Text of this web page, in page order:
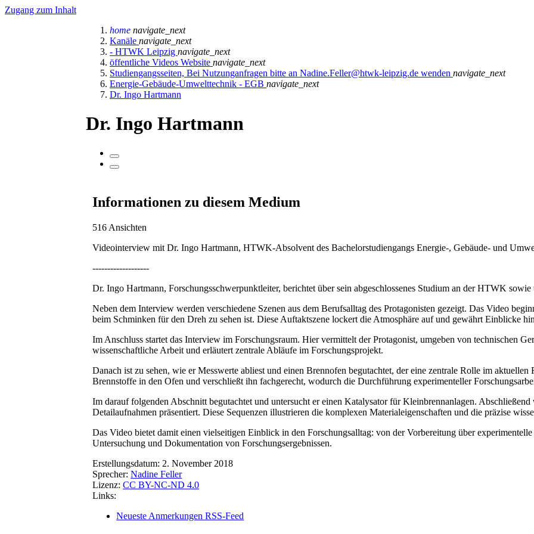
Zugang zum Inhalt
home navigate_next
Kanäle navigate_next
- HTWK Leipzig navigate_next
öffentliche Videos Website navigate_next
Studiengangsseiten, Bei Nutzunganfragen bitte an Nadine.Feller@htwk-leipzig.de wenden navigate_next
Energie-Gebäude-Umwelttechnik - EGB navigate_next
Dr. Ingo Hartmann
Dr. Ingo Hartmann
Informationen zu diesem Medium
516 Ansichten
Videointerview mit Dr. Ingo Hartmann, HTWK-Absolvent des Bachelorstudiengangs Energie-, Gebäude- und
-------------------
Dr. Ingo Hartmann, Forschungsschwerpunktleiter, berichtet über sein abgeschlossenes Studium an der HTWK sowie
Neben dem Interview werden verschiedene Szenen aus dem Berufsalltag des Protagonisten gezeigt. Das Video
beim Schminken für den Dreh zu sehen ist. Diese Auftaktszene lockert die Atmosphäre auf und gewährt Einblicke
Im Anschluss startet das Interview im Forschungsraum. Hier vermittelt der Protagonist, umgeben von technischen
wissenschaftliche Arbeit und erläutert zentrale Abläufe im Forschungsprojekt.
Danach ist zu sehen, wie er Messwerte abliest und einen Brennofen begutachtet, der eine zentrale Rolle im
Brennstoffe in den Ofen und verschließt ihn fachgerecht, wodurch die Durchführung experimenteller
Im darauf folgenden Abschnitt begutachtet und untersucht er einen Katalysator für Kleinbrennanlagen.
Detailaufnahmen präsentiert. Diese Sequenzen illustrieren die komplexen Materialeigenschaften und die präzise
Das Video bietet damit einen vielseitigen Einblick in den Forschungsalltag: von der Vorbereitung über
Untersuchung und Dokumentation von Forschungsergebnissen.
Erstellungsdatum: 2. November 2018
Sprecher: Nadine Feller
Lizenz: CC BY-NC-ND 4.0
Links:
Neueste Anmerkungen RSS-Feed